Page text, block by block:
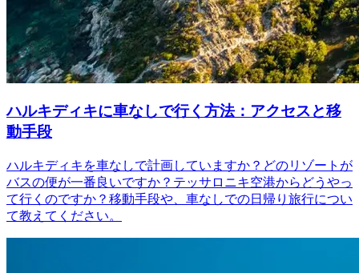
ハルキディキに車なしで行く方法：アクセスと移
動手段
ハルキディキを車なしで計画していますか？どのリゾートが
バスの便が一番良いですか？テッサロニキ空港からどうやっ
て行くのですか？移動手段や、車なしでの日帰り旅行につい
て教えてください。